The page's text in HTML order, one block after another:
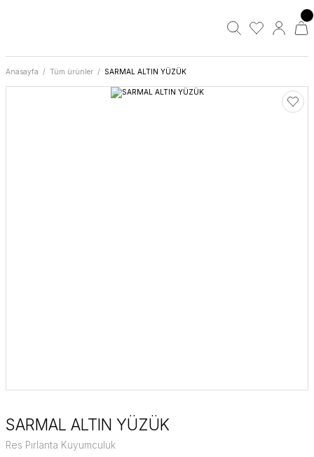
Anasayfa Tüm ürünler SARMAL ALTIN YÜZÜK
SARMAL ALTIN YÜZÜK
Res Pırlanta Kuyumculuk